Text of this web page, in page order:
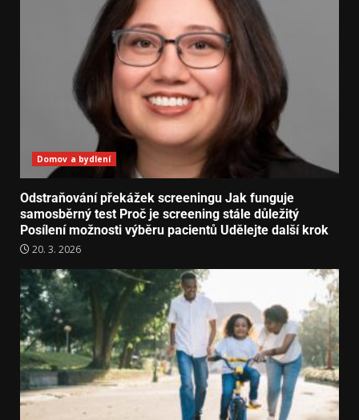
Domov a bydlení
Odstraňování překážek screeningu Jak funguje
samosběrný test Proč je screening stále důležitý
Posílení možnosti výběru pacientů Udělejte další krok
20. 3. 2026